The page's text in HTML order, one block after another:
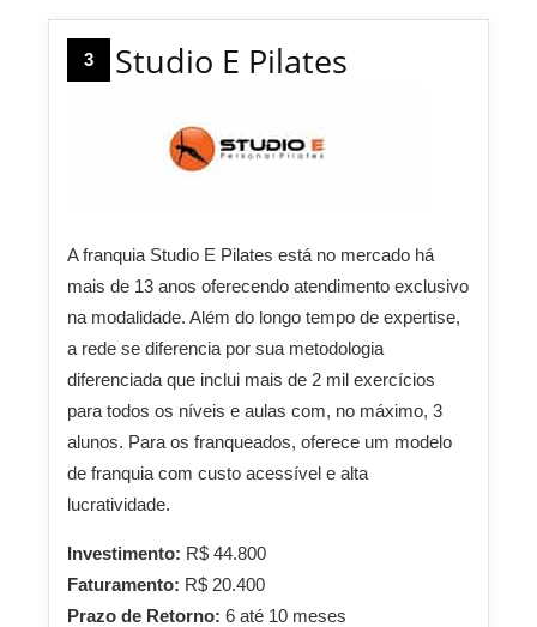
3 Studio E Pilates
A franquia Studio E Pilates está no mercado há
mais de 13 anos oferecendo atendimento exclusivo
na modalidade. Além do longo tempo de expertise,
a rede se diferencia por sua metodologia
diferenciada que inclui mais de 2 mil exercícios
para todos os níveis e aulas com, no máximo, 3
alunos. Para os franqueados, oferece um modelo
de franquia com custo acessível e alta
lucratividade.
Investimento: R$ 44.800
Faturamento: R$ 20.400
Prazo de Retorno: 6 até 10 meses